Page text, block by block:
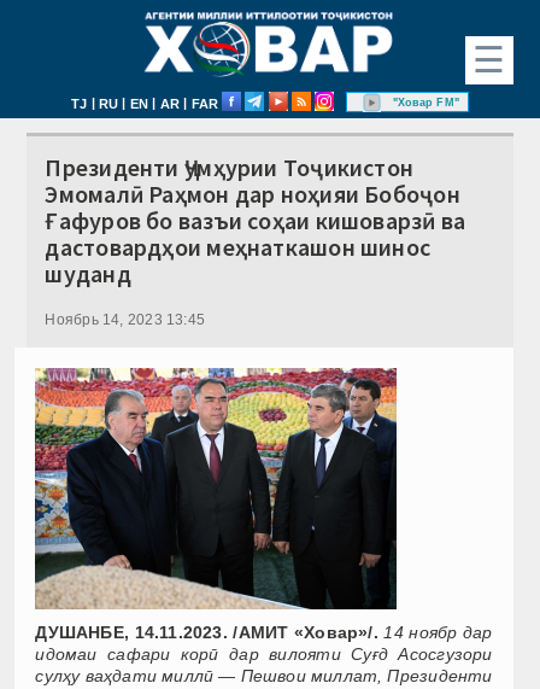
☰
TJ | RU | EN | AR | FAR "Ховар FM"
Президенти Ҷумҳурии Тоҷикистон
Эмомалӣ Раҳмон дар ноҳияи Бобоҷон
Ғафуров бо вазъи соҳаи кишоварзӣ ва
дастовардҳои меҳнаткашон шинос
шуданд
Ноябрь 14, 2023 13:45
ДУШАНБЕ, 14.11.2023. /АМИТ «Ховар»/. 14 ноябр дар
идомаи сафари корӣ дар вилояти Суғд Асосгузори
сулҳу ваҳдати миллӣ — Пешвои миллат, Президенти